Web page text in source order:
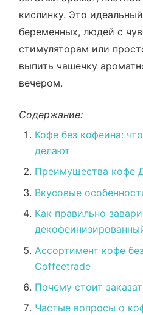
кислинку. Это
беременных, людей с
стимуляторам или
выпить чашечку
вечером.
Содержание:
Кофе без кофеина:
делают
Преимущества кофе
Вкусовые
Как правильно
Ассортимент кофе
Coffeetrade
Почему стоит
Частые вопросы о